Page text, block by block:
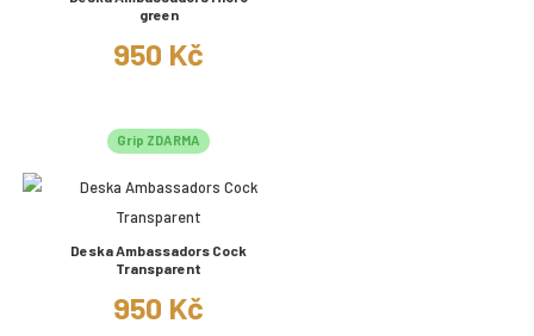
green
950 Kč
Grip ZDARMA
Deska Ambassadors Cock
Transparent
950 Kč